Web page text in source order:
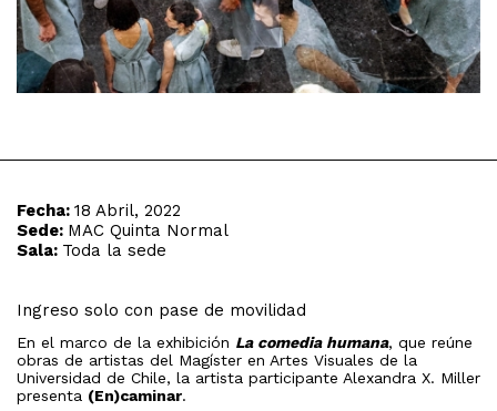
Fecha: 18 Abril, 2022
Sede: MAC Quinta Normal
Sala: Toda la sede
Ingreso solo con pase de movilidad
En el marco de la exhibición La comedia humana, que reúne
obras de artistas del Magíster en Artes Visuales de la
Universidad de Chile, la artista participante Alexandra X. Miller
presenta (En)caminar.